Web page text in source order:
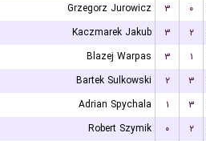
Grzegorz Jurowicz
۳ ۰
Kaczmarek Jakub
۳ ۲
Blazej Warpas
۳ ۱
Bartek Sulkowski
۲ ۳
Adrian Spychala
۱ ۳
Robert Szymik
۰ ۲